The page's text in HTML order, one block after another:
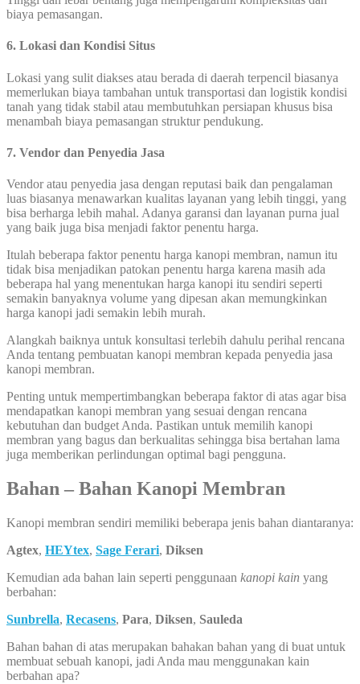
biaya pemasangan.
6. Lokasi dan Kondisi Situs
Lokasi yang sulit diakses atau berada di daerah terpencil biasanya
memerlukan biaya tambahan untuk transportasi dan logistik kondisi
tanah yang tidak stabil atau membutuhkan persiapan khusus bisa
menambah biaya pemasangan struktur pendukung.
7. Vendor dan Penyedia Jasa
Vendor atau penyedia jasa dengan reputasi baik dan pengalaman
luas biasanya menawarkan kualitas layanan yang lebih tinggi, yang
bisa berharga lebih mahal. Adanya garansi dan layanan purna jual
yang baik juga bisa menjadi faktor penentu harga.
Itulah beberapa faktor penentu harga kanopi membran, namun itu
tidak bisa menjadikan patokan penentu harga karena masih ada
beberapa hal yang menentukan harga kanopi itu sendiri seperti
semakin banyaknya volume yang dipesan akan memungkinkan
harga kanopi jadi semakin lebih murah.
Alangkah baiknya untuk konsultasi terlebih dahulu perihal rencana
Anda tentang pembuatan kanopi membran kepada penyedia jasa
kanopi membran.
Penting untuk mempertimbangkan beberapa faktor di atas agar bisa
mendapatkan kanopi membran yang sesuai dengan rencana
kebutuhan dan budget Anda. Pastikan untuk memilih kanopi
membran yang bagus dan berkualitas sehingga bisa bertahan lama
juga memberikan perlindungan optimal bagi pengguna.
Bahan – Bahan Kanopi Membran
Kanopi membran sendiri memiliki beberapa jenis bahan diantaranya:
Agtex, HEYtex, Sage Ferari, Diksen
Kemudian ada bahan lain seperti penggunaan kanopi kain yang
berbahan:
Sunbrella, Recasens, Para, Diksen, Sauleda
Bahan bahan di atas merupakan bahakan bahan yang di buat untuk
membuat sebuah kanopi, jadi Anda mau menggunakan kain
berbahan apa?